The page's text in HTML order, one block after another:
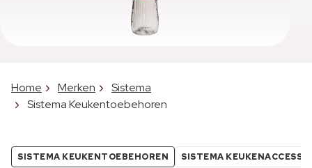
Home Merken
Sistema
Sistema Keukentoebehoren
SISTEMA KEUKENTOEBEHOREN SISTEMA